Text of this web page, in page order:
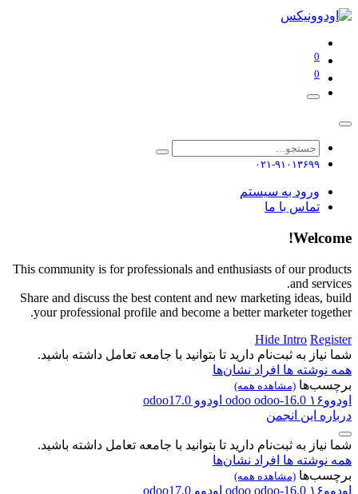
0
0
۰۲۱-۹۱۰۱۳۶۹۹
ورود به سیستم
تماس با ما
Welcome!
This community is for professionals and enthusiasts of our products
and services.
Share and discuss the best content and new marketing ideas, build
your professional profile and become a better marketer together.
Hide Intro Register
شما نیاز به ثبت‌نام دارید تا بتوانید با جامعه تعامل داشته باشید.
همه نوشته ها افراد نشان‌ها
برچسب‌ها (مشاهده همه)
اودوو۱۶ odoo odoo-16.0 اودوو odoo17.0
درباره این انجمن
شما نیاز به ثبت‌نام دارید تا بتوانید با جامعه تعامل داشته باشید.
همه نوشته ها افراد نشان‌ها
برچسب‌ها (مشاهده همه)
اودوو۱۶ odoo odoo-16.0 اودوو odoo17.0